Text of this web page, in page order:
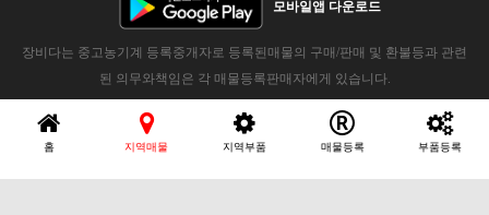
모바일앱 다운로드
장비다는 중고농기계 등록중개자로 등록된매물의 구매/판매 및 환불등과 관련
된 의무와책임은 각 매물등록판매자에게 있습니다.
홈 지역매물 지역부품 매물등록 부품등록